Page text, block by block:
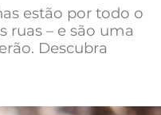
estão por todo o
ruas – e são uma
Descubra